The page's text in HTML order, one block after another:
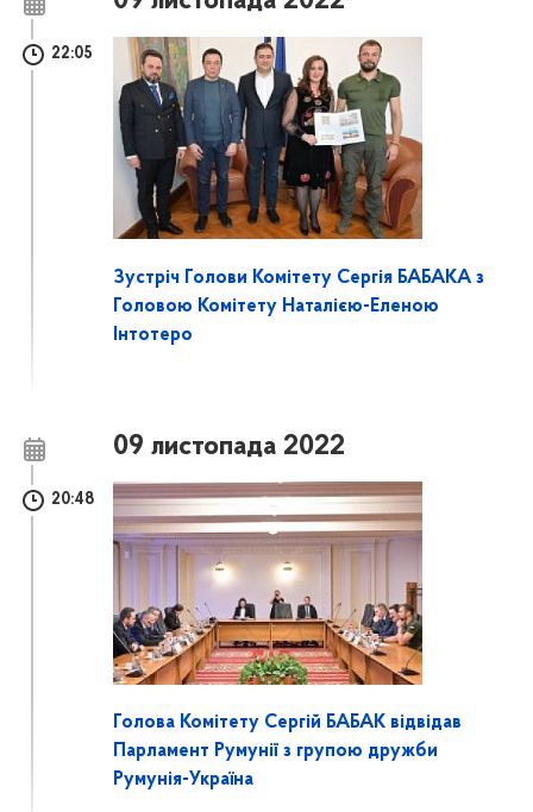
22:05
Зустріч Голови Комітету Сергія БАБАКА з
Головою Комітету Наталією-Еленою
Інтотеро
09 листопада 2022
20:48
Голова Комітету Сергій БАБАК відвідав
Парламент Румунії з групою дружби
Румунія-Україна